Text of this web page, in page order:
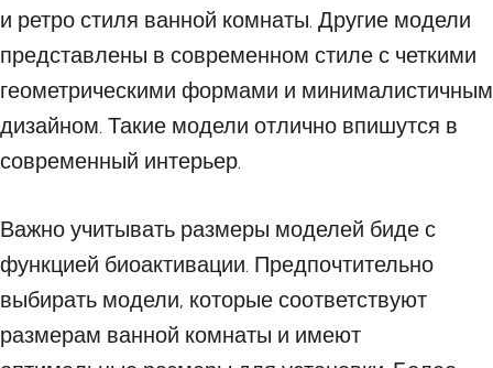
и ретро стиля ванной комнаты. Другие модели
представлены в современном стиле с четкими
геометрическими формами и минималистичным
дизайном. Такие модели отлично впишутся в
современный интерьер.
Важно учитывать размеры моделей биде с
функцией биоактивации. Предпочтительно
выбирать модели, которые соответствуют
размерам ванной комнаты и имеют